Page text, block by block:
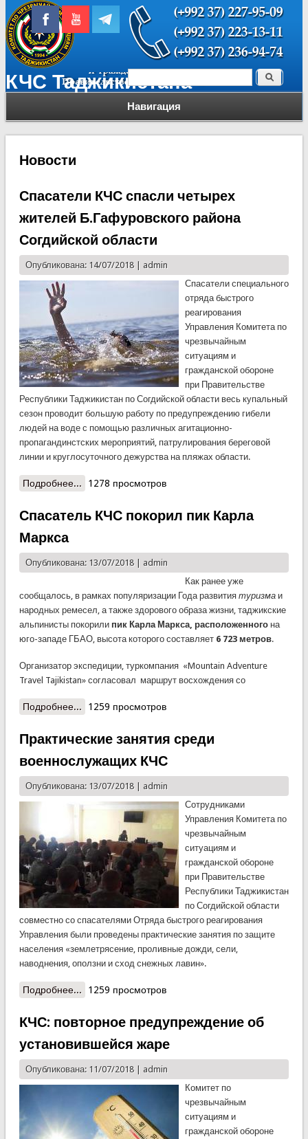
КЧС Таджикистана
Навигация
Форма поиска Поиск
Новости
Спасатели КЧС спасли четырех
жителей Б.Гафуровского района
Согдийской области
Опубликована: 14/07/2018 | admin
Спасатели специального
отряда быстрого
реагирования
Управления Комитета по
чрезвычайным
ситуациям и
гражданской обороне
при Правительстве
Республики Таджикистан по Согдийской области весь купальный
сезон проводит большую работу по предупреждению гибели
людей на воде с помощью различных агитационно-
пропагандинстских мероприятий, патрулирования береговой
линии и круглосуточного дежурства на пляжах области.
Подробнее... о Спасатели КЧС спасли четырех жителей
1278 просмотров
Спасатель КЧС покорил пик Карла
Маркса
Опубликована: 13/07/2018 | admin
Как ранее уже
сообщалось, в рамках популяризации Года развития туризмаи
народных ремесел, а также здорового образа жизни, таджикские
альпинисты покорили пик Карла Маркса, расположенного на
юго-западе ГБАО, высота которого составляет 6 723 метров.
Организатор экспедиции, туркомпания «Mountain Adventure
Travel Tajikistan» согласовал маршрут восхождения со
Подробнее... о Спасатель КЧС покорил пик Карла Маркса
1259 просмотров
Практические занятия среди
военнослужащих КЧС
Опубликована: 13/07/2018 | admin
Сотрудниками
Управления Комитета по
чрезвычайным
ситуациям и
гражданской обороне
при Правительстве
Республики Таджикистан
по Согдийской области
совместно со спасателями Отряда быстрого реагирования
Управления были проведены практические занятия по защите
населения «землетрясение, проливные дожди, сели,
наводнения, оползни и сход снежных лавин».
Подробнее... о Практические занятия среди военнослужащих
1259 просмотров
КЧС: повторное предупреждение об
установившейся жаре
Опубликована: 11/07/2018 | admin
Комитет по
чрезвычайным
ситуациям и
гражданской обороне